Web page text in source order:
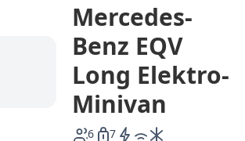
Mercedes-
Benz EQV
Long Elektro-
Minivan
6 7